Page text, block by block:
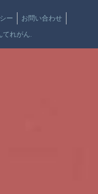
ー お問い合わせ
れがん.